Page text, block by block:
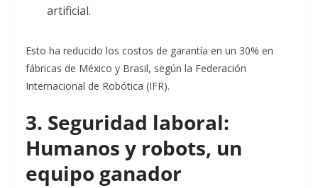
artificial.
Esto ha reducido los costos de garantía en un 30% en
fábricas de México y Brasil, según la Federación
Internacional de Robótica (IFR).
3. Seguridad laboral:
Humanos y robots, un
equipo ganador